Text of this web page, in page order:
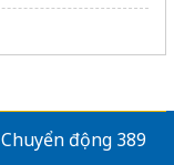
Chuyển động 389